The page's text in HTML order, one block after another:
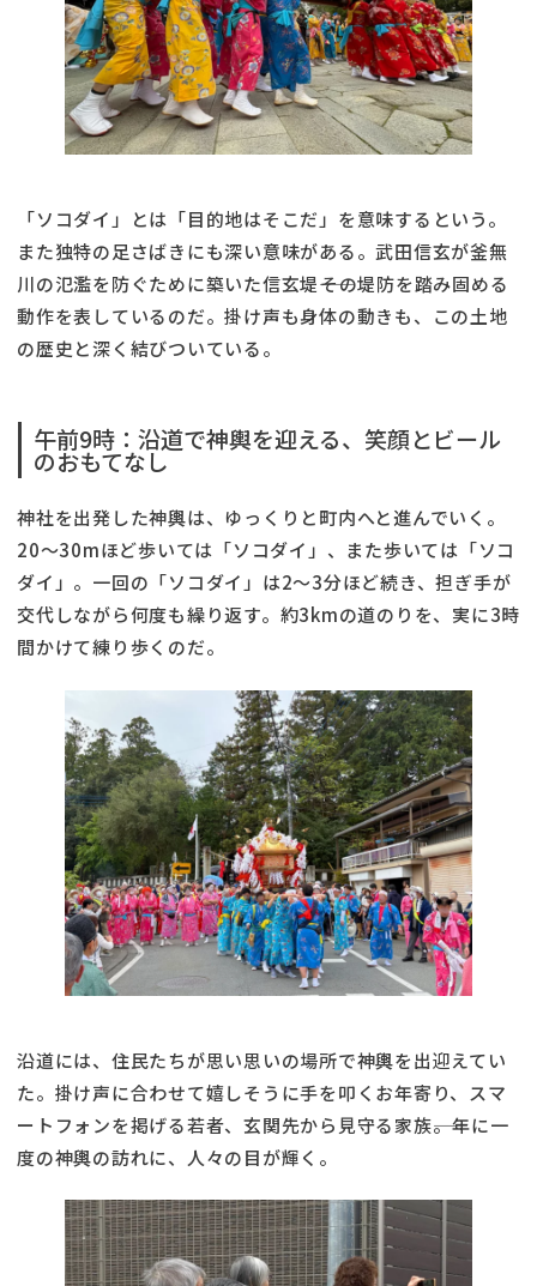
「ソコダイ」とは「目的地はそこだ」を意味するという。
また独特の足さばきにも深い意味がある。武田信玄が釜無
川の氾濫を防ぐために築いた信玄堤――その堤防を踏み固める
動作を表しているのだ。掛け声も身体の動きも、この土地
の歴史と深く結びついている。
午前9時：沿道で神輿を迎える、笑顔とビール
のおもてなし
神社を出発した神輿は、ゆっくりと町内へと進んでいく。
20〜30mほど歩いては「ソコダイ」、また歩いては「ソコ
ダイ」。一回の「ソコダイ」は2〜3分ほど続き、担ぎ手が
交代しながら何度も繰り返す。約3kmの道のりを、実に3時
間かけて練り歩くのだ。
沿道には、住民たちが思い思いの場所で神輿を出迎えてい
た。掛け声に合わせて嬉しそうに手を叩くお年寄り、スマ
ートフォンを掲げる若者、玄関先から見守る家族――。年に一
度の神輿の訪れに、人々の目が輝く。